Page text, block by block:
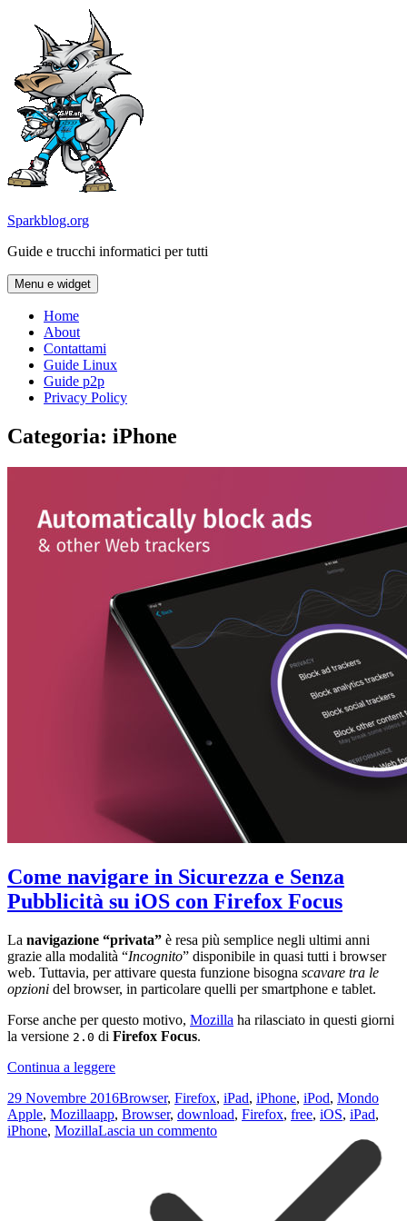
contenuto
Sparkblog.org
Guide e trucchi informatici per tutti
Menu e widget
Home
About
Contattami
Guide Linux
Guide p2p
Privacy Policy
Categoria: iPhone
Come navigare in Sicurezza e Senza
Pubblicità su iOS con Firefox Focus
La navigazione “privata” è resa più semplice negli ultimi anni
grazie alla modalità “Incognito” disponibile in quasi tutti i browser
web. Tuttavia, per attivare questa funzione bisogna scavare tra le
opzioni del browser, in particolare quelli per smartphone e tablet.
Forse anche per questo motivo, Mozilla ha rilasciato in questi giorni
la versione 2.0 di Firefox Focus.
Continua a leggereCome
in
Sicurezza
e
Scritto
il
29 Novembre 2016Categorie
Browser, Firefox, iPad, iPhone, iPod, Mondo
Apple, MozillaTag
app, Browser, download, Firefox, free, iOS, iPad,
iPhone, MozillaLascia un commentosu